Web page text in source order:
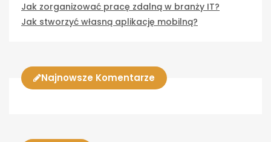
Jak zorganizować pracę zdalną w branży IT?
Jak stworzyć własną aplikację mobilną?
Najnowsze Komentarze